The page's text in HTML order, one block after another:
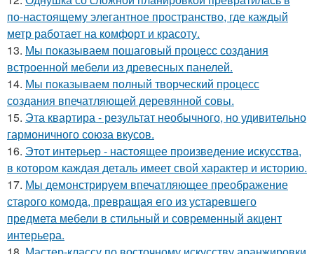
по-настоящему элегантное пространство, где каждый
метр работает на комфорт и красоту.
13. Мы показываем пошаговый процесс создания
встроенной мебели из древесных панелей.
14. Мы показываем полный творческий процесс
создания впечатляющей деревянной совы.
15. Эта квартира - результат необычного, но удивительно
гармоничного союза вкусов.
16. Этот интерьер - настоящее произведение искусства,
в котором каждая деталь имеет свой характер и историю.
17. Мы демонстрируем впечатляющее преображение
старого комода, превращая его из устаревшего
предмета мебели в стильный и современный акцент
интерьера.